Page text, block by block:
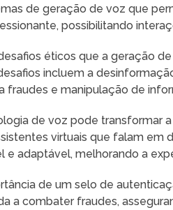
de geração de voz que
possibilitando
éticos que a geração
incluem a
fraudes e manipulação de
de voz pode transformar
virtuais que falam em
e adaptável, melhorando a
de um selo de
a combater fraudes,